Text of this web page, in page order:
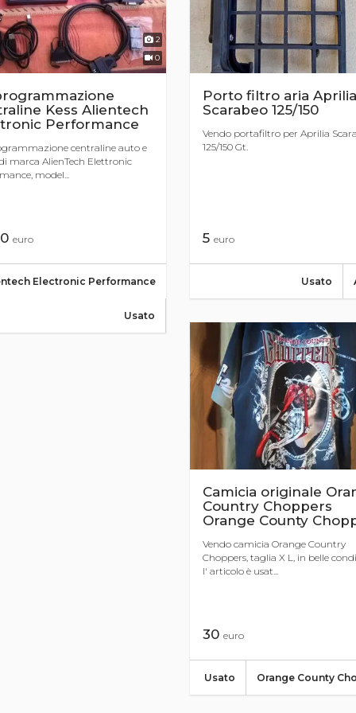
2
0
Kess Alientech
Performance
centraline auto e
marca AlienTech Elettronic
model...
euro
Electronic Performance
Usato
Porto filtro aria Aprilia
Scarabeo 125/150
Vendo portafiltro per Aprilia
125/150 Gt.
5 euro
Usato
Camicia originale
Country Choppers
Orange County
Vendo camicia Orange Country
Choppers, taglia X L, in belle
l' articolo è usat...
30 euro
Orange County
Usato